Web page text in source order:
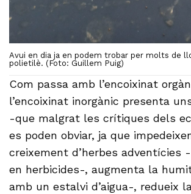
Avui en dia ja en podem trobar per molts de
polietilè. (Foto: Guillem Puig)
Com passa amb l’encoixinat
l’encoixinat inorgànic presenta
-que malgrat les crítiques dels
es poden obviar, ja que
creixement d’herbes adventícies
en herbicides-, augmenta la
amb un estalvi d’aigua-, redueix